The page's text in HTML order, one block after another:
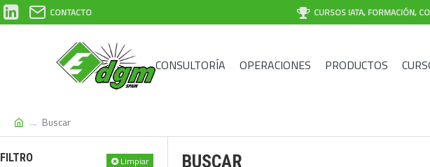
CONTACTO CURSOS IATA, FORMACIÓN,
CONSULTORÍA OPERACIONES PRODUCTOS
Buscar
FILTRO Limpiar BUSCAR